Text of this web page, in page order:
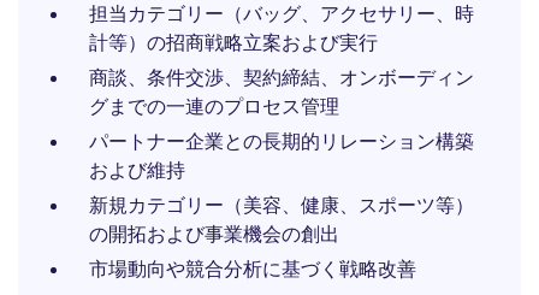
担当カテゴリー（バッグ、アクセサリー、時
計等）の招商戦略立案および実行
商談、条件交渉、契約締結、オンボーディン
グまでの一連のプロセス管理
パートナー企業との長期的リレーション構築
および維持
新規カテゴリー（美容、健康、スポーツ等）
の開拓および事業機会の創出
市場動向や競合分析に基づく戦略改善